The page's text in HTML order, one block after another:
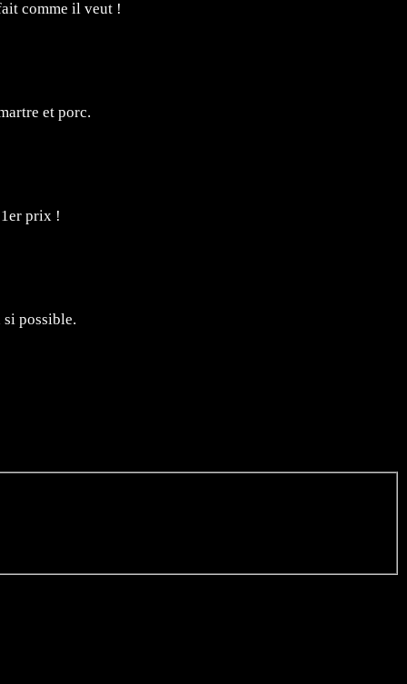
comme il veut !
et porc.
prix !
possible.